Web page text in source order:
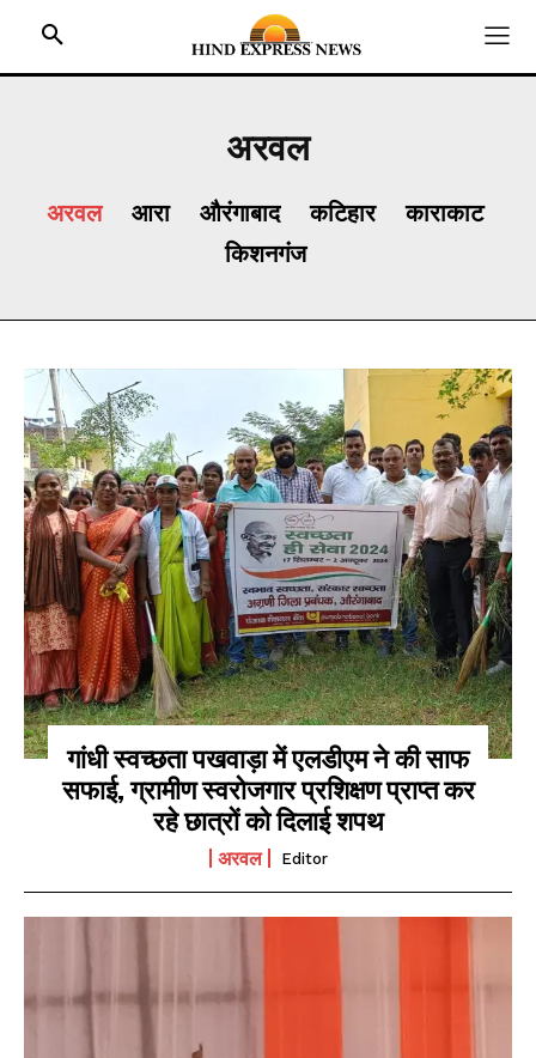
HOME
MADHYA PRADESH
INTERNATIONAL
NATIONAL NEWS
CRIME NEWS
SPORTS NEWS
TECH NEWS
TOURISM NEWS
SAHITYA
SEE PRICING
अरवल
अरवल आरा औरंगाबाद कटिहार
काराकाट
किशनगंज
गांधी स्वच्छता पखवाड़ा में एलडीएम ने की साफ
सफाई, ग्रामीण स्वरोजगार प्रशिक्षण प्राप्त कर
रहे छात्रों को दिलाई शपथ
अरवल Editor